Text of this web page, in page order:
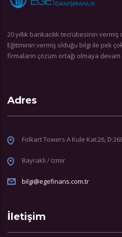
20 yıllık bankacılık tecrübesinin
Eğitiminin vermiş olduğu bilgi ile pek
firmaların çözüm ortağı olmaya
Adres
Folkart Towers A Kule Kat:26,
Bayraklı / Izmir
bilgi@egefinans.com.tr
İletişim